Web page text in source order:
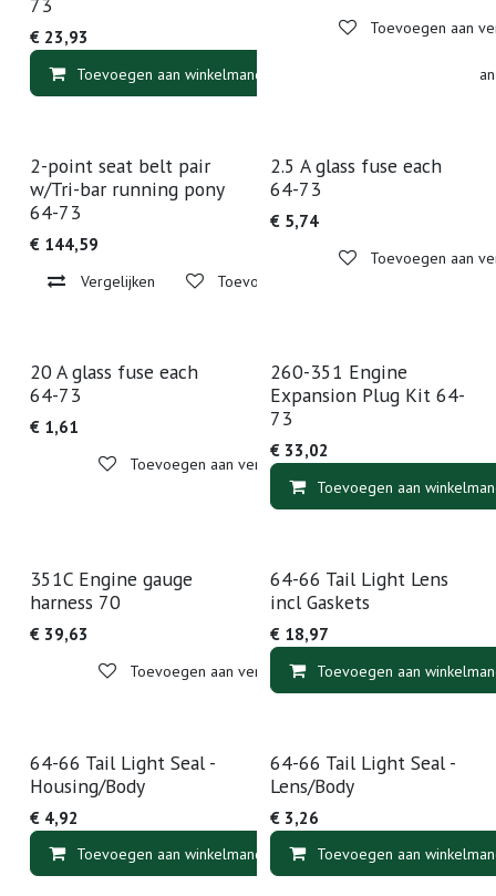
73
€ 23,93
Toevoegen aan winkelmandje Toevoegen
Toevoegen aan
2-point seat belt pair
w/Tri-bar running pony
64-73
€ 144,59
Vergelijken Toevoegen aan verlanglijst
2.5 A glass fuse each
64-73
€ 5,74
Toevoegen aan
20 A glass fuse each
64-73
€ 1,61
Toevoegen aan verlanglijst
260-351 Engine
Expansion Plug Kit 64-
73
€ 33,02
Toevoegen aan
351C Engine gauge
harness 70
€ 39,63
Toevoegen aan verlanglijst
64-66 Tail Light Lens
incl Gaskets
€ 18,97
Toevoegen aan
64-66 Tail Light Seal -
Housing/Body
€ 4,92
Toevoegen aan winkelmandje Toevoegen
64-66 Tail Light Seal -
Lens/Body
€ 3,26
Toevoegen aan